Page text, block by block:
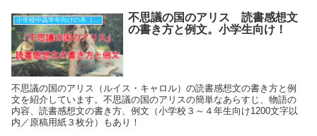
小学校中高学年向けの本（原稿用紙３枚分）
不思議の国のアリス 読書感想文
の書き方と例文。小学生向け！
不思議の国のアリス（ルイス・キャロル）の読書感想文の書き方と例
文を紹介しています。不思議の国のアリスの簡単なあらすじ、物語の
内容、読書感想文の書き方、例文（小学校３～４年生向け1200文字以
内／原稿用紙３枚分）もあり！